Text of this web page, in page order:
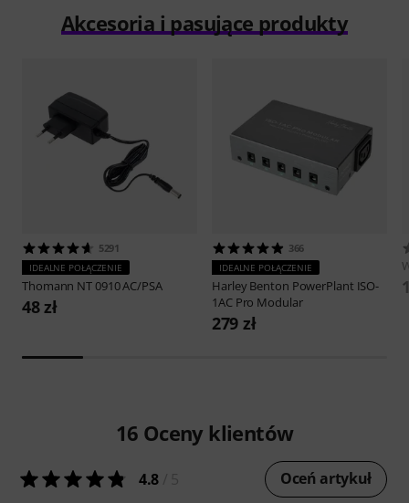
Akcesoria i pasujące produkty
5291
IDEALNE POŁĄCZENIE
Thomann NT 0910 AC/PSA
48 zł
366
IDEALNE POŁĄCZENIE
Harley Benton PowerPlant ISO-
1AC Pro Modular
279 zł
16 Oceny klientów
4.8 Oceń artykuł